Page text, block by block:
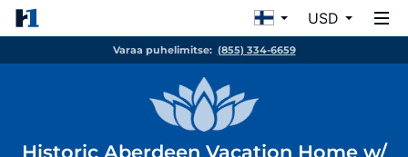
USD
Varaa puhelimitse: (855) 334-6659
Historic Aberdeen Vacation Home w/